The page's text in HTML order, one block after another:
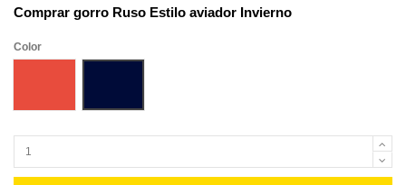
Comprar gorro Ruso Estilo aviador Invierno
Color